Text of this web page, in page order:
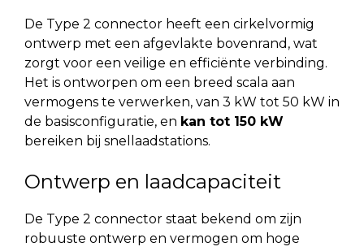
De Type 2 connector heeft een cirkelvormig
ontwerp met een afgevlakte bovenrand, wat
zorgt voor een veilige en efficiënte verbinding.
Het is ontworpen om een breed scala aan
vermogens te verwerken, van 3 kW tot 50 kW in
de basisconfiguratie, en kan tot 150 kW
bereiken bij snellaadstations.
Ontwerp en laadcapaciteit
De Type 2 connector staat bekend om zijn
robuuste ontwerp en vermogen om hoge